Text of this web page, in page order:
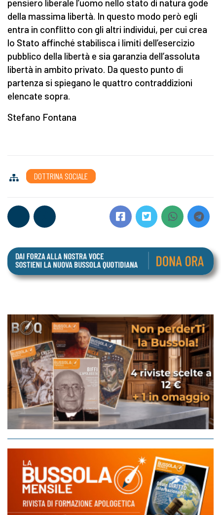
pensiero liberale l’uomo nello stato di natura gode
della massima libertà. In questo modo però egli
entra in conflitto con gli altri individui, per cui crea
lo Stato affinché stabilisca i limiti dell’esercizio
pubblico della libertà e sia garanzia dell’assoluta
libertà in ambito privato. Da questo punto di
partenza si spiegano le quattro contraddizioni
elencate sopra.
Stefano Fontana
DOTTRINA SOCIALE